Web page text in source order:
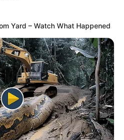
Yard – Watch What Happened